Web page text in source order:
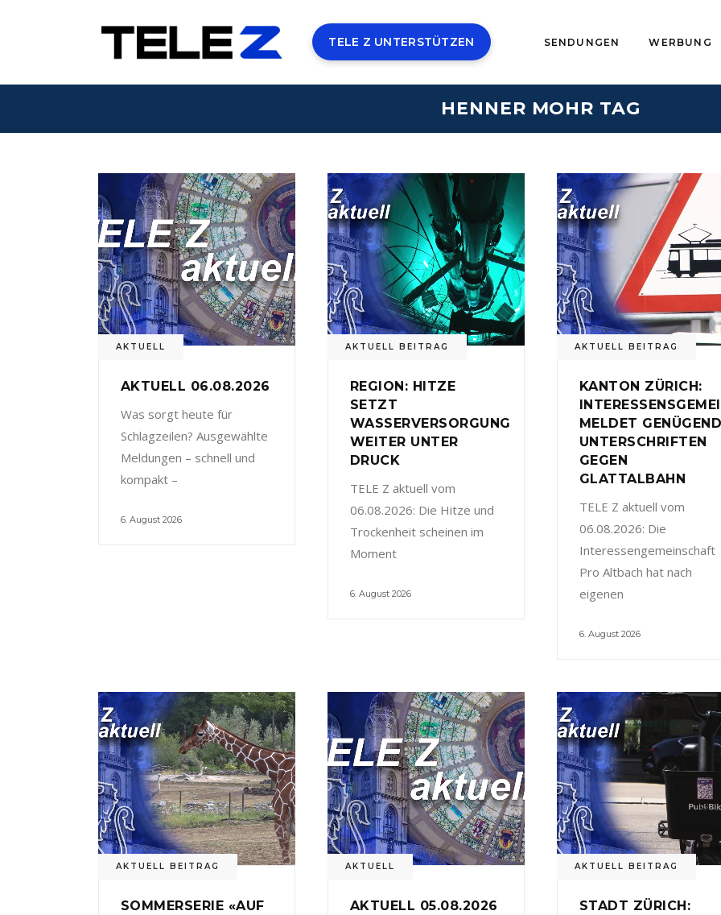
TELE Z UNTERSTÜTZEN SENDUNGEN WERBUNG
HENNER MOHR TAG
AKTUELL
AKTUELL 06.08.2026
Was sorgt heute für
Schlagzeilen? Ausgewählte
Meldungen – schnell und
kompakt –
6. August 2026
AKTUELL BEITRAG
REGION: HITZE
SETZT
WASSERVERSORGUNG
WEITER UNTER
DRUCK
TELE Z aktuell vom
06.08.2026: Die Hitze und
Trockenheit scheinen im
Moment
6. August 2026
AKTUELL BEITRAG
KANTON ZÜRICH:
MELDET
UNTERSCHRIFTEN
GEGEN
GLATTALBAHN
TELE Z aktuell vom
06.08.2026: Die
Interessengemeinschaft
Pro Altbach hat nach
eigenen
6. August 2026
AKTUELL BEITRAG
SOMMERSERIE «AUF
AKTUELL
AKTUELL 05.08.2026
AKTUELL BEITRAG
STADT ZÜRICH: